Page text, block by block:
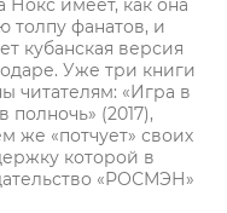
имеет, как она
толпу фанатов, и
кубанская версия
Уже три книги
читателям: «Игра в
полночь» (2017),
же «потчует» своих
которой в
«РОСМЭН»